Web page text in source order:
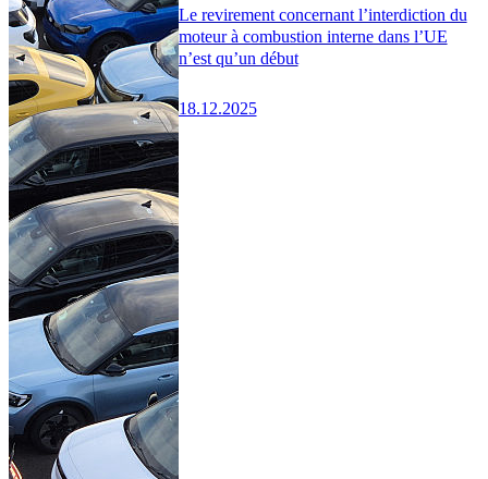
Le revirement concernant l’interdiction du
moteur à combustion interne dans l’UE
n’est qu’un début
18.12.2025